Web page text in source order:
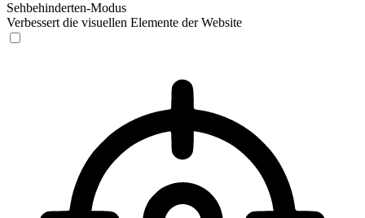
Sehbehinderten-Modus
Verbessert die visuellen Elemente der Website